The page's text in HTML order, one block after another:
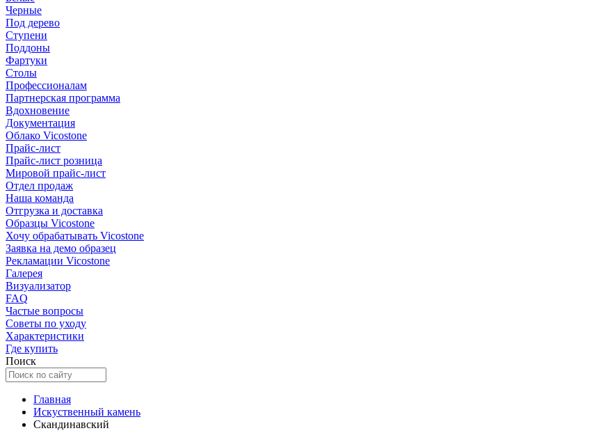
Черные
Под дерево
Ступени
Поддоны
Фартуки
Столы
Профессионалам
Партнерская программа
Вдохновение
Документация
Облако Vicostone
Прайс-лист
Прайс-лист розница
Мировой прайс-лист
Отдел продаж
Наша команда
Отгрузка и доставка
Образцы Vicostone
Хочу обрабатывать Vicostone
Заявка на демо образец
Рекламации Vicostone
Галерея
Визуализатор
FAQ
Частые вопросы
Советы по уходу
Характеристики
Где купить
Поиск
Главная
Искуственный камень
Скандинавский